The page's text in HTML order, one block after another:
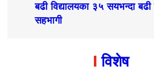
बढी विद्यालयका ३५ सयभन्दा
सहभागी
विशेष